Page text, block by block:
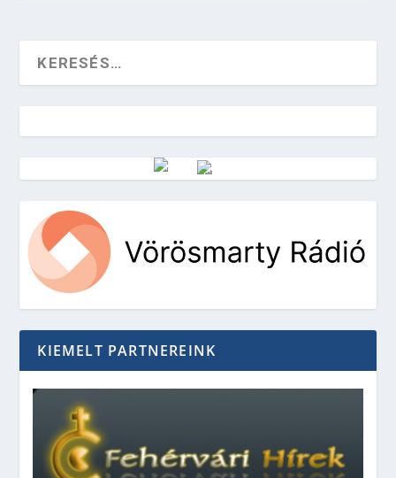
Vörösmarty Rádió
KIEMELT PARTNEREINK